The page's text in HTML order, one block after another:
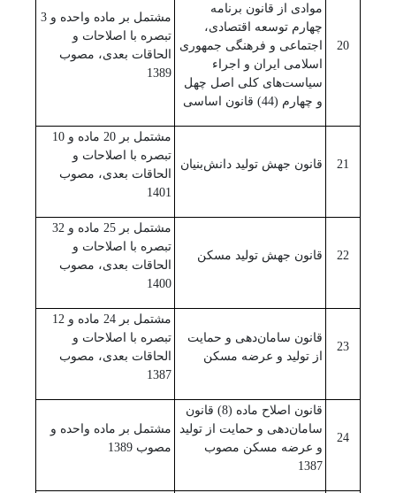
20
موادی از قانون برنامه
چهارم توسعه اقتصادی،
اجتماعی و فرهنگی جمهوری
اسلامی ایران و اجراء‌
سیاست‌های کلی اصل چهل
و چهارم (44) قانون اساسی
مشتمل بر ماده واحده و 3
تبصره با اصلاحات و
الحاقات بعدی، مصوب
1389
21 قانون جهش تولید دانش‌بنیان
مشتمل بر 20 ماده و 10
تبصره با اصلاحات و
الحاقات بعدی، مصوب
1401
22 قانون جهش تولید مسکن
مشتمل بر 25 ماده و 32
تبصره با اصلاحات و
الحاقات بعدی، مصوب
1400
23
قانون سامان‌دهی و حمایت
از تولید و عرضه مسکن
مشتمل بر 24 ماده و 12
تبصره با اصلاحات و
الحاقات بعدی، مصوب
1387
24
قانون اصلاح ماده (8) قانون
سامان‌دهی و حمایت از تولید
و عرضه مسکن مصوب
1387
مشتمل بر ماده واحده و
مصوب 1389